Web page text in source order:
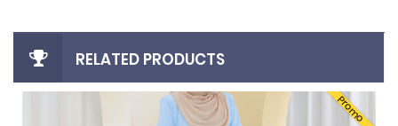
RELATED PRODUCTS
Promo